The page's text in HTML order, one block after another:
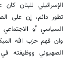
الإسرائيلي للبنان
تطور دائم، إن على
السياسي أو
وان فهم حزب الله
الصهيوني ووظيفته